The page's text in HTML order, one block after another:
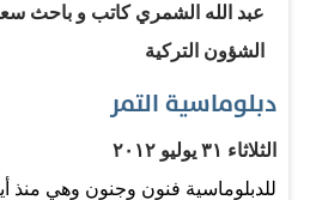
لأن الثورة السورية متقدمة
العاصمة دمشق ولها قرابة عامين
«الجيش الحر» يظهرون في مراحل
عبد الله الشمري كاتب و
الشؤون التركية
دبلوماسية التمر
الثلاثاء ٣١ يوليو ٢٠١٢
للدبلوماسية فنون وجنون وهي منذ